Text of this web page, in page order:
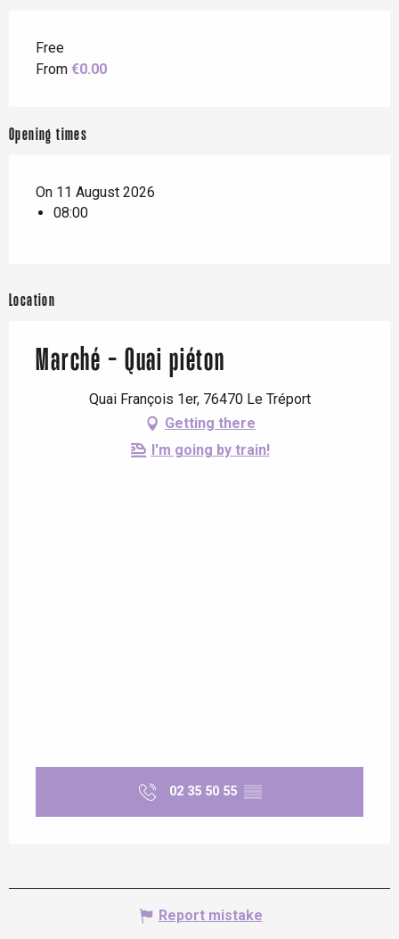
Free
From €0.00
Opening times
On 11 August 2026
08:00
Location
Marché - Quai piéton
Quai François 1er, 76470 Le Tréport
Getting there
I'm going by train!
02 35 50 55 ▒▒
Report mistake